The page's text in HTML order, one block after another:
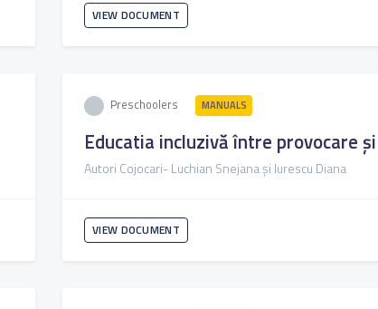
VIEW DOCUMENT
Preschoolers MANUALS
Educatia incluzivă între provocare
Autori Cojocari- Luchian Snejana și Iurescu Diana
VIEW DOCUMENT